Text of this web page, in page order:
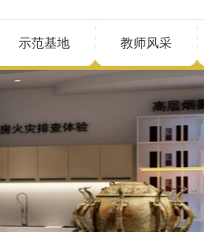
示范基地 教师风采